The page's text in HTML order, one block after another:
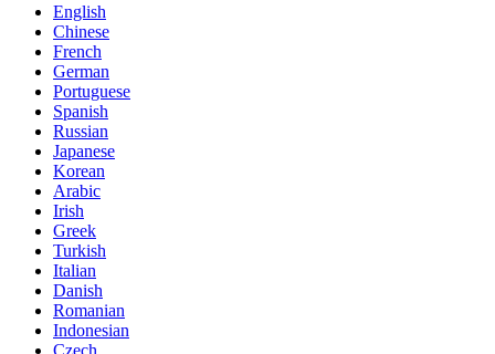
English
Chinese
French
German
Portuguese
Spanish
Russian
Japanese
Korean
Arabic
Irish
Greek
Turkish
Italian
Danish
Romanian
Indonesian
Czech